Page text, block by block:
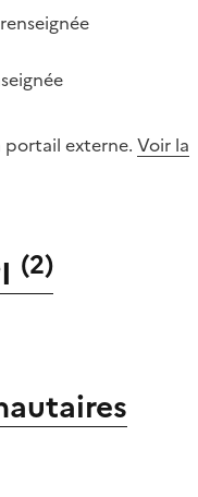
externe. Voir la
(2)